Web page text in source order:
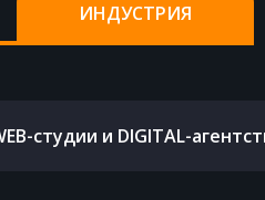
ИНДУСТРИЯ
студии и DIGITAL-